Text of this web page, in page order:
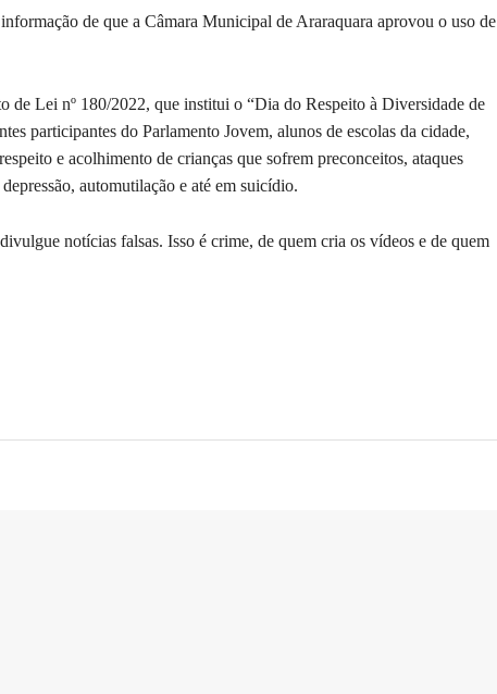
de que a Câmara Municipal de Araraquara aprovou o uso de
de Lei nº 180/2022, que institui o “Dia do Respeito à Diversidade de
participantes do Parlamento Jovem, alunos de escolas da cidade,
e acolhimento de crianças que sofrem preconceitos, ataques
automutilação e até em suicídio.
notícias falsas. Isso é crime, de quem cria os vídeos e de quem